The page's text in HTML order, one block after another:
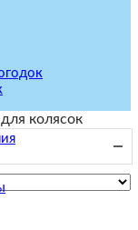
колясок